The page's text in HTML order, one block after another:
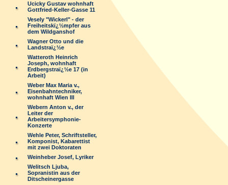
Ucicky Gustav wohnhaft
Gottfried-Keller-Gasse 11
Vesely "Wickerl" - der
Freiheitskï¿½mpfer aus
dem Wildganshof
Wagner Otto und die
Landstraï¿½e
Watteroth Heinrich
Joseph, wohnhaft
Erdbergstraï¿½e 17 (in
Arbeit)
Weber Max Maria v.,
Eisenbahntechniker,
wohnhaft Wien III
Webern Anton v., der
Leiter der
Arbeitersymphonie-
Konzerte
Wehle Peter, Schriftsteller,
Komponist, Kabarettist
mit zwei Doktoraten
Weinheber Josef, Lyriker
Welitsch Ljuba,
Sopranistin aus der
Ditscheinergasse